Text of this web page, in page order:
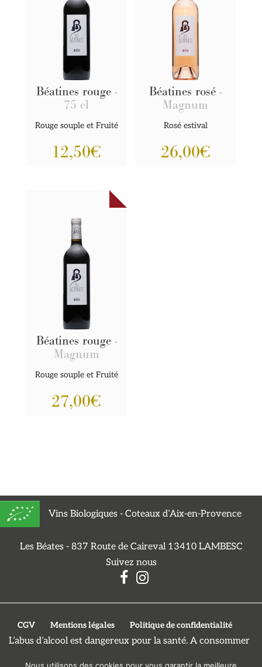
Béatines rouge-
75 cl
Rouge souple et Fruité
12,50€
Béatines rosé -
Magnum
Rosé estival
26,00€
Béatines rouge-
Magnum
Rouge souple et Fruité
27,00€
Vins Biologiques - Coteaux d’Aix-en-Provence
Les Béates - 837 Route de Caireval 13410 LAMBESC
Suivez nous
CGV Mentions légales Politique de confidentialité
L’abus d’alcool est dangereux pour la santé. A consommer